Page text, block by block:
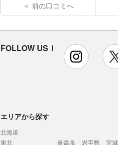
前の口コミへ
FOLLOW US！ instagram
エリアから探す
北海道
東北
青森県 岩手県 宮